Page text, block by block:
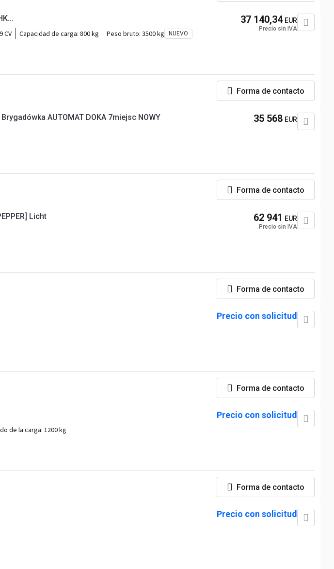
CV Capacidad de carga: 800 kg Peso bruto: 3500 kg NUEVO
37 140,34 EUR
Precio sin IVA
Forma de contacto
AUTOMAT DOKA 7miejsc NOWY 35 568 EUR
Forma de contacto
Licht 62 941 EUR
Precio sin IVA
Forma de contacto
Precio con solicitud
Forma de contacto
de la carga: 1200 kg
Precio con solicitud
Forma de contacto
Precio con solicitud